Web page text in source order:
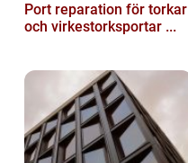
Port reparation för torkar
och virkestorksportar ...